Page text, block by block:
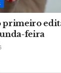
primeiro
feira